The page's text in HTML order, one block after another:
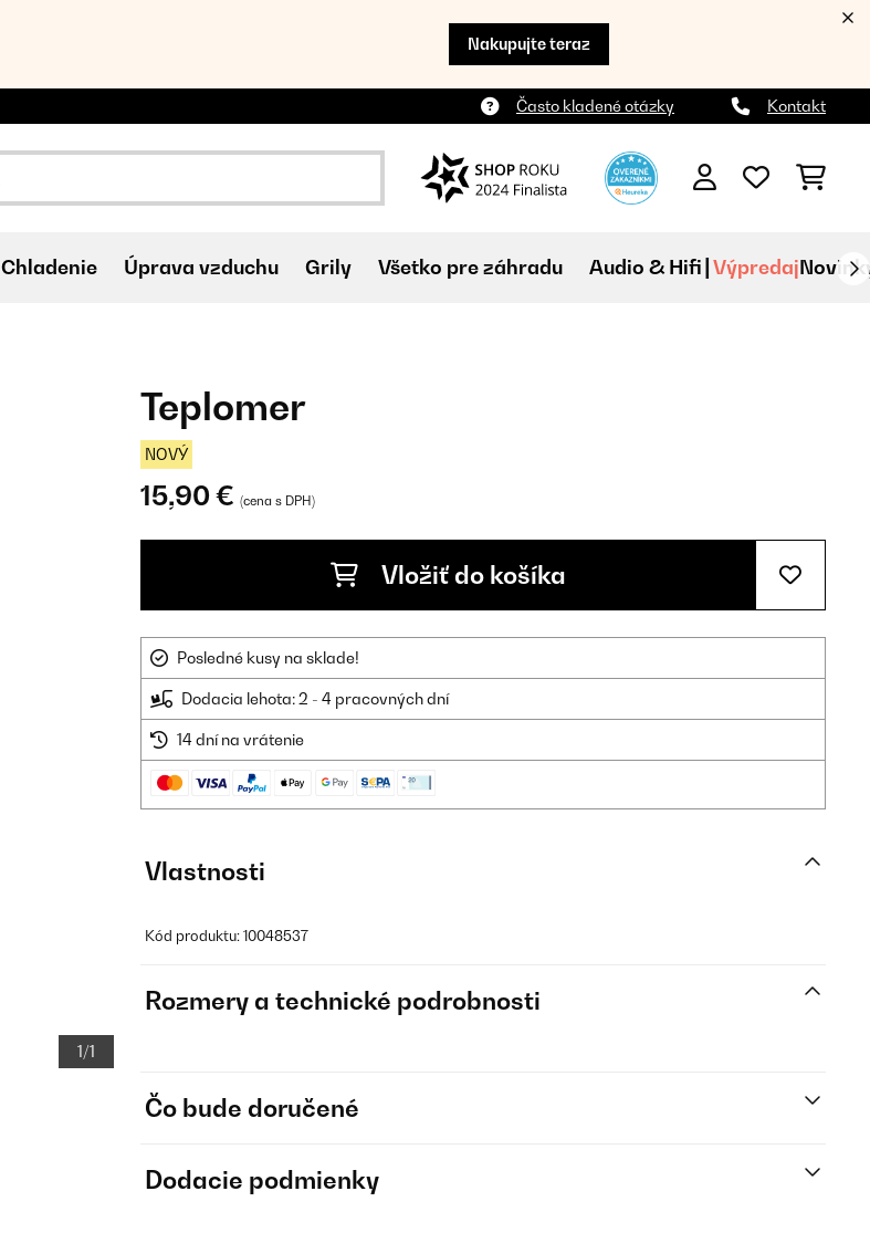
Nakupujte teraz
Často kladené otázky Kontakt
Chladenie Úprava vzduchu Grily Všetko pre záhradu Audio & Hifi Výpredaj
1/1
Teplomer
NOVÝ
15,90 € (cena s DPH)
Vložiť do košíka
Posledné kusy na sklade!
Dodacia lehota: 2 - 4 pracovných dní
14 dní na vrátenie
Vlastnosti
Kód produktu: 10048537
Rozmery a technické podrobnosti
Čo bude doručené
Dodacie podmienky